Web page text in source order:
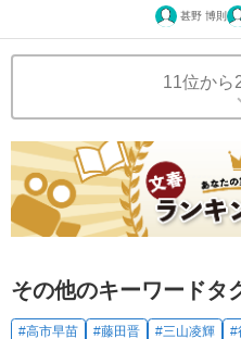
甚野 博則
11位から
その他のキーワードタ
#高市早苗 #藤田晋 #三山凌輝 #